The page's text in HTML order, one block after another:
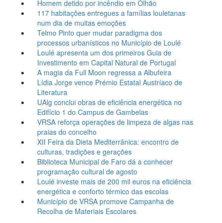
Homem detido por incêndio em Olhão
117 habitações entregues a famílias louletanas
num dia de muitas emoções
Telmo Pinto quer mudar paradigma dos
processos urbanísticos no Município de Loulé
Loulé apresenta um dos primeiros Guia de
Investimento em Capital Natural de Portugal
A magia da Full Moon regressa a Albufeira
Lídia Jorge vence Prémio Estatal Austríaco de
Literatura
UAlg conclui obras de eficiência energética no
Edifício 1 do Campus de Gambelas
VRSA reforça operações de limpeza de algas nas
praias do concelho
XII Feira da Dieta Mediterrânica: encontro de
culturas, tradições e gerações
Biblioteca Municipal de Faro dá a conhecer
programação cultural de agosto
Loulé investe mais de 200 mil euros na eficiência
energética e conforto térmico das escolas
Município de VRSA promove Campanha de
Recolha de Materiais Escolares